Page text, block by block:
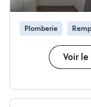
Plomberie
Voir